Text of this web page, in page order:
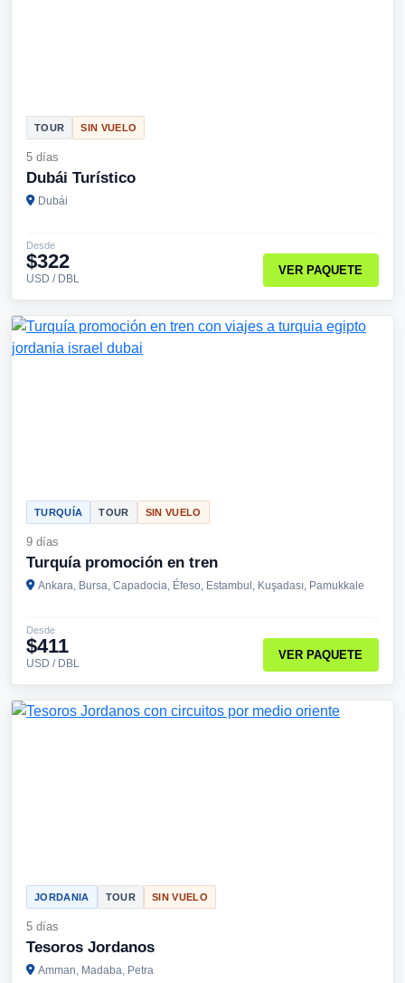
TOUR SIN VUELO
5 días
Dubái Turístico
Dubái
Desde
$322
USD / DBL
VER PAQUETE
TURQUÍA TOUR SIN VUELO
9 días
Turquía promoción en tren
Ankara, Bursa, Capadocia, Éfeso, Estambul, Kuşadası, Pamukkale
Desde
$411
USD / DBL
VER PAQUETE
JORDANIA TOUR SIN VUELO
5 días
Tesoros Jordanos
Amman, Madaba, Petra